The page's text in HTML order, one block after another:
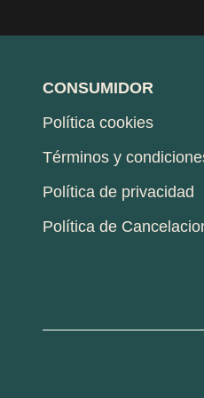
CONSUMIDOR
Política cookies
Términos y
Política de privacidad
Política de